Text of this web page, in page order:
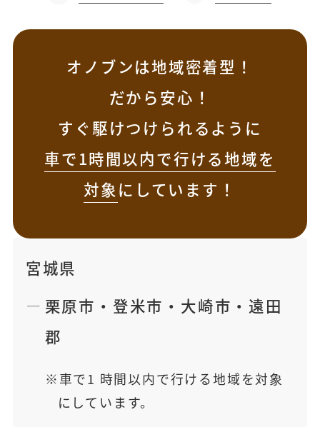
オノブンは地域密着型！
だから安心！
すぐ駆けつけられるように
車で1時間以内で行ける地域を
対象にしています！
宮城県
栗原市 ・ 登米市 ・ 大崎市 ・ 遠田
郡
車で1 時間以内で行ける地域を対象
にしています。